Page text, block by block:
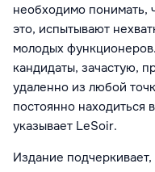
необходимо понимать,
это, испытывают
молодых
кандидаты, зачастую,
удаленно из любой
постоянно находиться
указывает LeSoir.
Издание